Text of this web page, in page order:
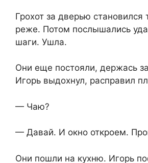
Грохот за дверью
реже. Потом послышались
шаги. Ушла.
Они еще постояли, держась
Игорь выдохнул, расправил
— Чаю?
— Давай. И окно откроем.
Они пошли на кухню. Игорь